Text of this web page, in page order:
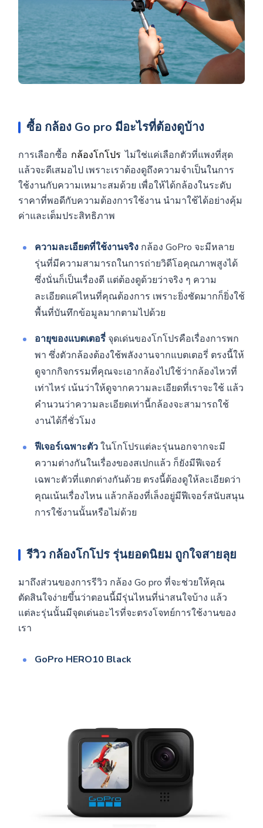
ซื้อ กล้อง Go pro มีอะไรที่ต้องดูบ้าง
การเลือกซื้อ กล้องโกโปร ไม่ใช่แค่เลือกตัวที่แพงที่สุด
แล้วจะดีเสมอไป เพราะเราต้องดูถึงความจำเป็นในการ
ใช้งานกับความเหมาะสมด้วย เพื่อให้ได้กล้องในระดับ
ราคาที่พอดีกับความต้องการใช้งาน นำมาใช้ได้อย่างคุ้ม
ค่าและเต็มประสิทธิภาพ
ความละเอียดที่ใช้งานจริง กล้อง GoPro จะมีหลาย
รุ่นที่มีความสามารถในการถ่ายวิดีโอคุณภาพสูงได้
ซึ่งนั่นก็เป็นเรื่องดี แต่ต้องดูด้วยว่าจริง ๆ ความ
ละเอียดแค่ไหนที่คุณต้องการ เพราะยิ่งชัดมากก็ยิ่งใช้
พื้นที่บันทึกข้อมูลมากตามไปด้วย
อายุของแบตเตอรี่ จุดเด่นของโกโปรคือเรื่องการพก
พา ซึ่งตัวกล้องต้องใช้พลังงานจากแบตเตอรี่ ตรงนี้ให้
ดูจากกิจกรรมที่คุณจะเอากล้องไปใช้ว่ากล้องไหวที่
เท่าไหร่ เน้นว่าให้ดูจากความละเอียดที่เราจะใช้ แล้ว
คำนวนว่าความละเอียดเท่านี้กล้องจะสามารถใช้
งานได้กี่ชั่วโมง
ฟีเจอร์เฉพาะตัวในโกโปรแต่ละรุ่นนอกจากจะมี
ความต่างกันในเรื่องของสเปกแล้ว ก็ยังมีฟีเจอร์
เฉพาะตัวที่แตกต่างกันด้วย ตรงนี้ต้องดูให้ละเอียดว่า
คุณเน้นเรื่องไหน แล้วกล้องที่เล็งอยู่มีฟีเจอร์สนับสนุน
การใช้งานนั้นหรือไม่ด้วย
รีวิว กล้องโกโปร รุ่นยอดนิยม ถูกใจสายลุย
มาถึงส่วนของการรีวิว กล้อง Go pro ที่จะช่วยให้คุณ
ตัดสินใจง่ายขึ้นว่าตอนนี้มีรุ่นไหนที่น่าสนใจบ้าง แล้ว
แต่ละรุ่นนั้นมีจุดเด่นอะไรที่จะตรงโจทย์การใช้งานของ
เรา
GoPro HERO10 Black